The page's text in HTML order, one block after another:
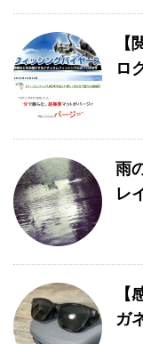
【
ロ
雨
レ
【
ガ